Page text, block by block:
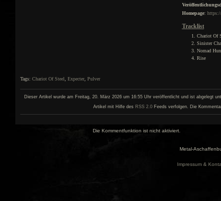
Homepage:
Tracklist
Chariot Of
Sinister
Nomad
Rise
Tags: Chariot Of Steel Expecter, Pulver
Dieser Artikel wurde am Freitag, 20. März 2026 um 16:55 Uhr veröffentlicht und ist abgelegt
Artikel mit Hilfe des RSS 2.0 Feeds verfolgen. Die
Die Kommentfunktion ist nicht aktiviert.
Metal-
Impressum &